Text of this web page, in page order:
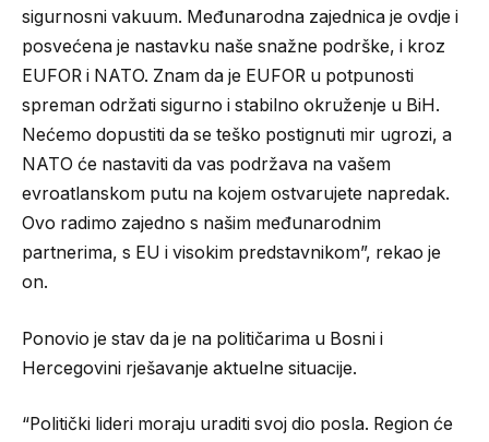
sigurnosni vakuum. Međunarodna zajednica je ovdje i
posvećena je nastavku naše snažne podrške, i kroz
EUFOR i NATO. Znam da je EUFOR u potpunosti
spreman održati sigurno i stabilno okruženje u BiH.
Nećemo dopustiti da se teško postignuti mir ugrozi, a
NATO će nastaviti da vas podržava na vašem
evroatlanskom putu na kojem ostvarujete napredak.
Ovo radimo zajedno s našim međunarodnim
partnerima, s EU i visokim predstavnikom”, rekao je
on.
Ponovio je stav da je na političarima u Bosni i
Hercegovini rješavanje aktuelne situacije.
“Politički lideri moraju uraditi svoj dio posla. Region će